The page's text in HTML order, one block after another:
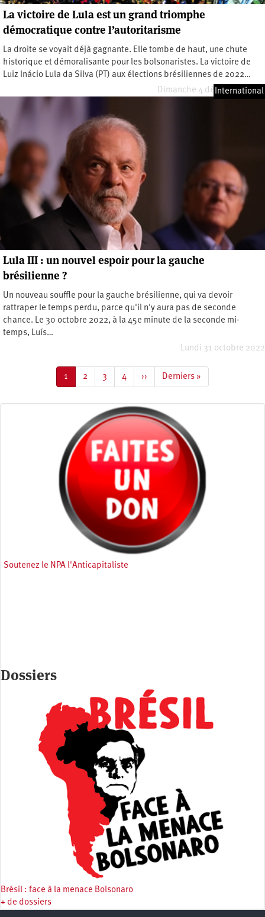
La victoire de Lula est un grand triomphe
démocratique contre l’autoritarisme
La droite se voyait déjà gagnante. Elle tombe de haut, une chute
historique et démoralisante pour les bolsonaristes. La victoire de
Luiz Inácio Lula da Silva (PT) aux élections brésiliennes de 2022…
Dimanche 4 décembre 2022
International
Lula III : un nouvel espoir pour la gauche
brésilienne ?
Un nouveau souffle pour la gauche brésilienne, qui va devoir
rattraper le temps perdu, parce qu'il n'y aura pas de seconde
chance. Le 30 octobre 2022, à la 45e minute de la seconde mi-
temps, Luís…
Lundi 31 octobre 2022
Page
courante
1 Page
2 Page
3 Page
4
Page
suivante
››
Dernière
page
Derniers »
Soutenez le NPA l'Anticapitaliste
Dossiers
Brésil : face à la menace Bolsonaro
+ de dossiers